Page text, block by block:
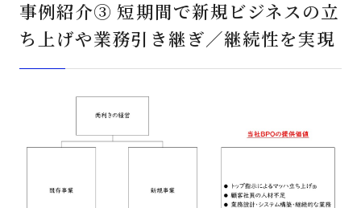
事例紹介③ 短期間で新規ビジネスの立
ち上げや業務引き継ぎ／継続性を実現